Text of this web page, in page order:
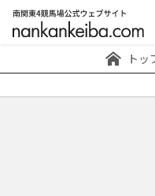
トッ